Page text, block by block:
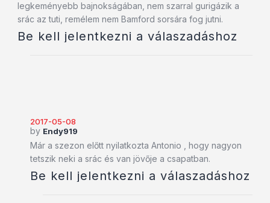
legkeményebb bajnokságában, nem szarral gurigázik a
srác az tuti, remélem nem Bamford sorsára fog jutni.
Be kell jelentkezni a válaszadáshoz
2017-05-08
by Endy919
Már a szezon előtt nyilatkozta Antonio , hogy nagyon
tetszik neki a srác és van jövője a csapatban.
Be kell jelentkezni a válaszadáshoz